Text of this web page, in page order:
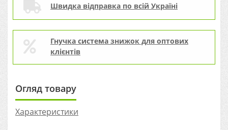
Швидка відправка по всій Україні
Гнучка система знижок для оптових
клієнтів
Огляд товару
Характеристики